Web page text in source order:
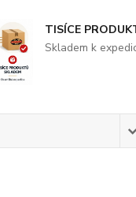
TISÍCE
Skladem k